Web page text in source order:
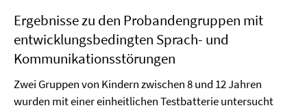
Ergebnisse zu den Probandengruppen mit
entwicklungsbedingten Sprach- und
Kommunikationsstörungen
Zwei Gruppen von Kindern zwischen 8 und 12 Jahren
wurden mit einer einheitlichen Testbatterie untersucht